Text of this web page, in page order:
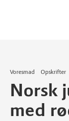
Voresmad Opskrifter
Norsk
med